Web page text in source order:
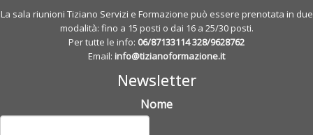
La sala riunioni Tiziano Servizi e Formazione può essere prenotata in due
modalità: fino a 15 posti o dai 16 a 25/30 posti.
Per tutte le info: 06/87133114328/9628762
Email: info@tizianoformazione.it
Newsletter
Nome